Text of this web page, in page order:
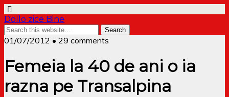
Dollo zice Bine
01/07/2012 • 29 comments
Femeia la 40 de ani o ia
razna pe Transalpina